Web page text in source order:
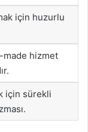
için huzurlu
hizmet
için sürekli